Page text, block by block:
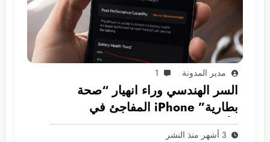
مدير المدونة 1
السر الهندسي وراء انهيار “صحة
بطارية” iPhone المفاجئ في
الأسواق العربية
3 أشهر منذ النشر